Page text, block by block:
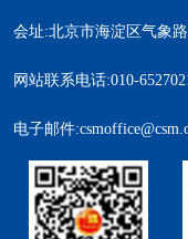
会址:北京市海淀区气象
网站联系电话:010-
电子邮件